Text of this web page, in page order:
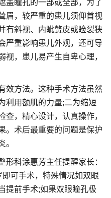
盖瞳孔的一部或全部，为了
眉，较严重的患儿须仰首视
有斜视、内眦赘皮或睑裂狭
严重影响患儿外观，还可导
视，患儿易产生自卑心理，
效方法。这种手术方法虽然
利用额肌的力量;二为缩短
查，精心设计，认真操作，
。术后最重要的问题是保护
。
形科涂惠芳主任提醒家长：
可手术，特殊情况如双眼
提前手术;如果双眼瞳孔极